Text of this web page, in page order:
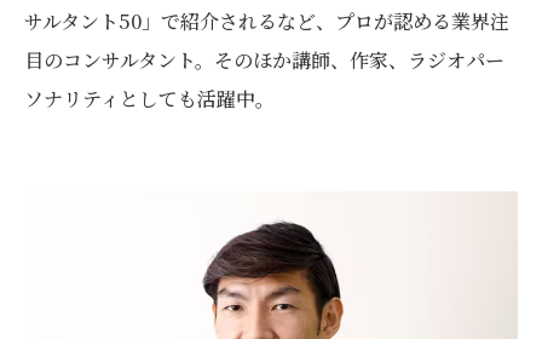
サルタント50」で紹介されるなど、プロが認める業界注
目のコンサルタント。そのほか講師、作家、ラジオパー
ソナリティとしても活躍中。